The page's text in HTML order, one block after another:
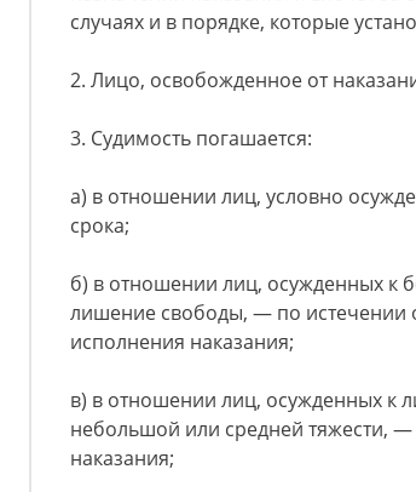
случаях и в порядке, которые
2. Лицо, освобожденное от
3. Судимость погашается:
а) в отношении лиц, условно
срока;
б) в отношении лиц, осужденных к
лишение свободы, — по истечении
исполнения наказания;
в) в отношении лиц, осужденных к
небольшой или средней тяжести, —
наказания;